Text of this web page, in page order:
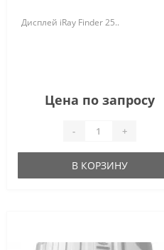
Дисплей iRay Finder 25..
Цена по запросу
- +
В КОРЗИНУ